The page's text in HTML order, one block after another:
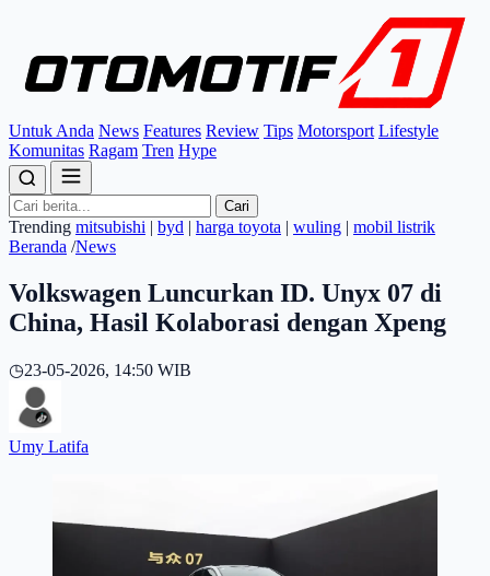
Untuk Anda News Features Review Tips Motorsport Lifestyle
Komunitas Ragam Tren Hype
Cari
Trending mitsubishi | byd | harga toyota | wuling | mobil listrik
Beranda /News
Volkswagen Luncurkan ID. Unyx 07 di
China, Hasil Kolaborasi dengan Xpeng
◷23-05-2026, 14:50 WIB
Umy Latifa